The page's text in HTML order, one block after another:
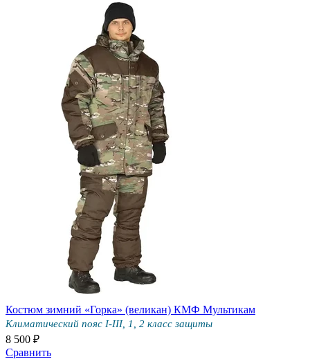
Костюм зимний «Горка» (великан) КМФ Мультикам
Климатический пояс I-III, 1, 2 класс защиты
8 500 ₽
Сравнить